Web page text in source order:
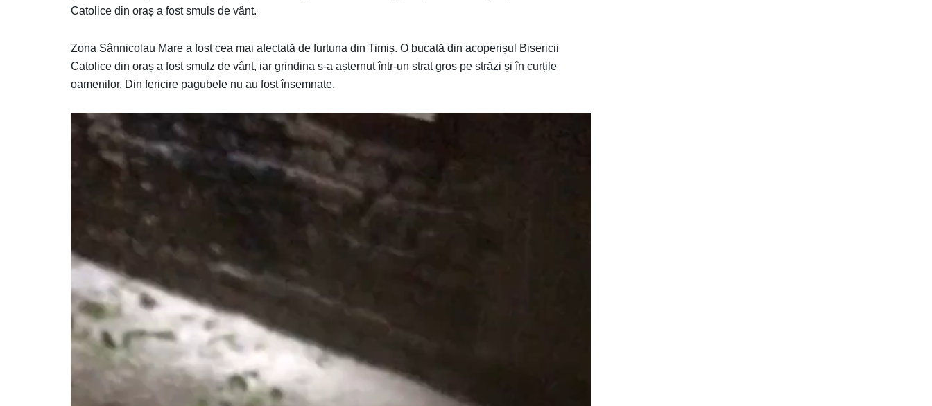
Catolice din oraș a fost smuls de vânt.
Zona Sânnicolau Mare a fost cea mai afectată de furtuna din Timiș. O bucată din acoperișul Bisericii
Catolice din oraș a fost smulz de vânt, iar grindina s-a așternut într-un strat gros pe străzi și în curțile
oamenilor. Din fericire pagubele nu au fost însemnate.